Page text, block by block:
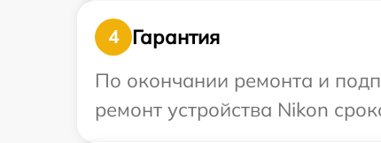
4
Гарантия
По окончании ремонта и
ремонт устройства Nikon